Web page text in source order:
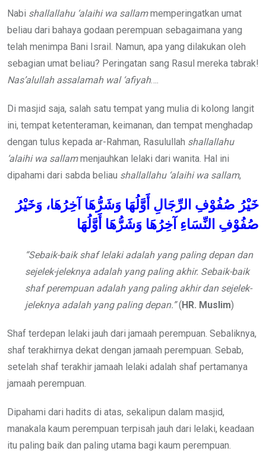
Nabi shallallahu ‘alaihi wa sallammemperingatkan umat
beliau dari bahaya godaan perempuan sebagaimana yang
telah menimpa Bani Israil. Namun, apa yang dilakukan oleh
sebagian umat beliau? Peringatan sang Rasul mereka tabrak!
Nas’alullah assalamah wal ‘afiyah….
Di masjid saja, salah satu tempat yang mulia di kolong langit
ini, tempat ketenteraman, keimanan, dan tempat menghadap
dengan tulus kepada ar-Rahman, Rasulullah shallallahu
‘alaihi wa sallammenjauhkan lelaki dari wanita. Hal ini
dipahami dari sabda beliau shallallahu ‘alaihi wa sallam,
خَيْرُ صُفُوْفِ الرِّجَالِ أَوَّلُهَا وَشَرُّهَا آخِرُهَا، وَخَيْرُ
صُفُوْفِ النِّسَاءِ آخِرُهَا وَشَرُّهَا أَوَّلُهَا
“Sebaik-baik shaf lelaki adalah yang paling depan dan
sejelek-jeleknya adalah yang paling akhir. Sebaik-baik
shaf perempuan adalah yang paling akhir dan sejelek-
jeleknya adalah yang paling depan.”(HR. Muslim)
Shaf terdepan lelaki jauh dari jamaah perempuan. Sebaliknya,
shaf terakhirnya dekat dengan jamaah perempuan. Sebab,
setelah shaf terakhir jamaah lelaki adalah shaf pertamanya
jamaah perempuan.
Dipahami dari hadits di atas, sekalipun dalam masjid,
manakala kaum perempuan terpisah jauh dari lelaki, keadaan
itu paling baik dan paling utama bagi kaum perempuan.